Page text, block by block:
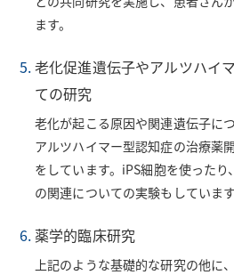
ます。
老化促進遺伝子やアルツハイ
ての研究
老化が起こる原因や関連遺伝子に
アルツハイマー型認知症の治療薬
をしています。iPS細胞を使った
の関連についての実験もしています
薬学的臨床研究
上記のような基礎的な研究の他に